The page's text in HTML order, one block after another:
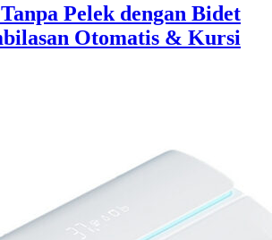
Pelek dengan Bidet
Otomatis & Kursi